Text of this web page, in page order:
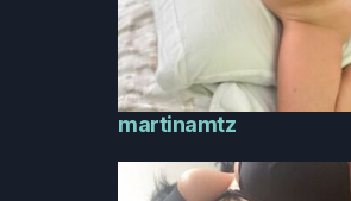
martinamtz